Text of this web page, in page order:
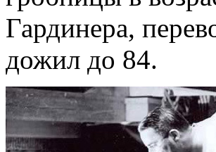
Гардинера,
дожил до 84.